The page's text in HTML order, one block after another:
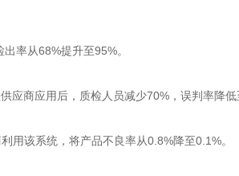
率从68%提升至95%。
商应用后，质检人员减少70%，误判率降低
该系统，将产品不良率从0.8%降至0.1%。